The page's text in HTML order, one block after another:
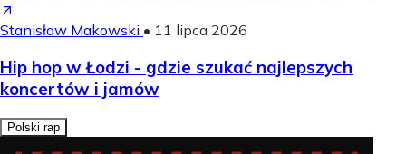
Stanisław Makowski • 11 lipca 2026
Hip hop w Łodzi - gdzie szukać najlepszych
koncertów i jamów
Polski rap